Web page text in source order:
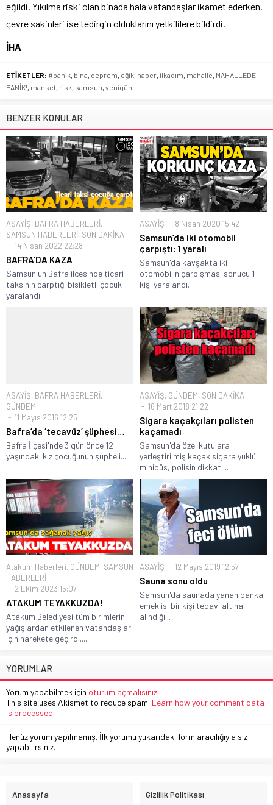
eğildi. Yıkılma riski olan binada hala vatandaşlar ikamet ederken,
çevre sakinleri ise tedirgin olduklarını yetkililere bildirdi.
İHA
ETİKETLER: #panik, bina, deprem, eğik, haber, ilkadım, mahalle, MAHALLEDE
PANİK!, manset, risk, samsun, yenigün
BENZER KONULAR
ASAYİŞ, BAFRA HABERLERİ,
SAMSUN HABERLERİ, SON DAKİKA
14 Nisan 2022 22:28
BAFRA’DA KAZA
Samsun'un Bafra ilçesinde ticari
taksinin çarptığı bisikletli çocuk
yaralandı
ASAYİŞ 8 Nisan 2020 15:42
Samsun’da iki otomobil
çarpıştı: 1 yaralı
Samsun'da kavşakta iki
otomobilin çarpışması sonucu 1
kişi yaralandı.
ASAYİŞ, BAFRA HABERLERİ,
GÜNDEM
11 Mayıs 2016 12:25
Bafra’da ‘tecavüz’ şüphesi…
Bafra İlçesi'nde 3 gün önce 12
yaşındaki kız çocuğunun şüpheli...
ASAYİŞ, GÜNDEM, SON DAKİKA
16 Mart 2018 21:22
Sigara kaçakçıları polisten
kaçamadı
Samsun'da özel kutulara
yerleştirilmiş kaçak sigara yüklü
minibüs, polisin dikkati...
Atakum Haberleri, GÜNDEM, SAMSUN
HABERLERİ
2 Ekim 2023 15:07
ATAKUM TEYAKKUZDA!
Atakum Belediyesi tüm birimlerini
yağışlardan etkilenen vatandaşlar
için harekete geçirdi....
ASAYİŞ 12 Mayıs 2019 12:57
Sauna sonu oldu
Samsun'da saunada yanan banka
emeklisi bir kişi tedavi altına
alındığı...
YORUMLAR
Yorum yapabilmek için oturum açmalısınız.
This site uses Akismet to reduce spam. Learn how your comment data
is processed.
Henüz yorum yapılmamış. İlk yorumu yukarıdaki form aracılığıyla siz
yapabilirsiniz.
Anasayfa Gizlilik Politikası